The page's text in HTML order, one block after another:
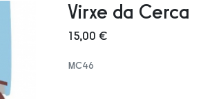
Virxe da Cerca
15,00 €
MC46